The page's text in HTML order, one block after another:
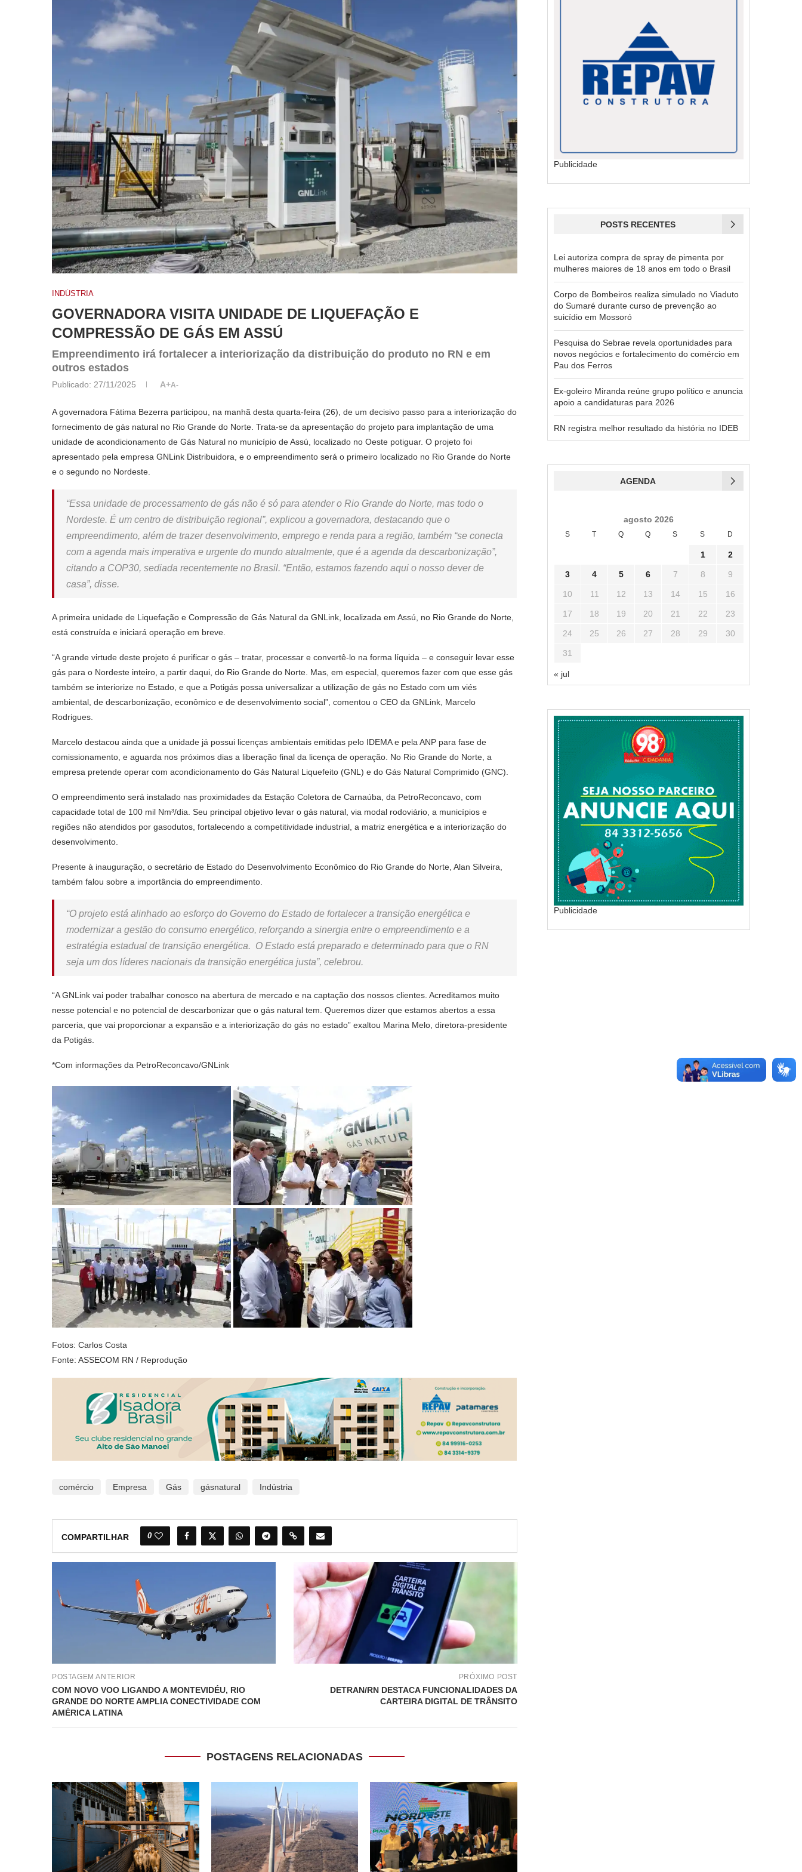
INDÚSTRIA
GOVERNADORA VISITA UNIDADE DE LIQUEFAÇÃO E
COMPRESSÃO DE GÁS EM ASSÚ
Empreendimento irá fortalecer a interiorização da distribuição do produto no RN e em
outros estados
Publicado: 27/11/2025 A+A-
A governadora Fátima Bezerra participou, na manhã desta quarta-feira (26), de um decisivo passo para a interiorização do
fornecimento de gás natural no Rio Grande do Norte. Trata-se da apresentação do projeto para implantação de uma
unidade de acondicionamento de Gás Natural no município de Assú, localizado no Oeste potiguar. O projeto foi
apresentado pela empresa GNLink Distribuidora, e o empreendimento será o primeiro localizado no Rio Grande do Norte
e o segundo no Nordeste.
“Essa unidade de processamento de gás não é só para atender o Rio Grande do Norte, mas todo o
Nordeste. É um centro de distribuição regional”, explicou a governadora, destacando que o
empreendimento, além de trazer desenvolvimento, emprego e renda para a região, também “se conecta
com a agenda mais imperativa e urgente do mundo atualmente, que é a agenda da descarbonização”,
citando a COP30, sediada recentemente no Brasil. “Então, estamos fazendo aqui o nosso dever de
casa”, disse.
A primeira unidade de Liquefação e Compressão de Gás Natural da GNLink, localizada em Assú, no Rio Grande do Norte,
está construída e iniciará operação em breve.
“A grande virtude deste projeto é purificar o gás – tratar, processar e convertê-lo na forma líquida – e conseguir levar esse
gás para o Nordeste inteiro, a partir daqui, do Rio Grande do Norte. Mas, em especial, queremos fazer com que esse gás
também se interiorize no Estado, e que a Potigás possa universalizar a utilização de gás no Estado com um viés
ambiental, de descarbonização, econômico e de desenvolvimento social”, comentou o CEO da GNLink, Marcelo
Rodrigues.
Marcelo destacou ainda que a unidade já possui licenças ambientais emitidas pelo IDEMA e pela ANP para fase de
comissionamento, e aguarda nos próximos dias a liberação final da licença de operação. No Rio Grande do Norte, a
empresa pretende operar com acondicionamento do Gás Natural Liquefeito (GNL) e do Gás Natural Comprimido (GNC).
O empreendimento será instalado nas proximidades da Estação Coletora de Carnaúba, da PetroReconcavo, com
capacidade total de 100 mil Nm³/dia. Seu principal objetivo levar o gás natural, via modal rodoviário, a municípios e
regiões não atendidos por gasodutos, fortalecendo a competitividade industrial, a matriz energética e a interiorização do
desenvolvimento.
Presente à inauguração, o secretário de Estado do Desenvolvimento Econômico do Rio Grande do Norte, Alan Silveira,
também falou sobre a importância do empreendimento.
“O projeto está alinhado ao esforço do Governo do Estado de fortalecer a transição energética e
modernizar a gestão do consumo energético, reforçando a sinergia entre o empreendimento e a
estratégia estadual de transição energética. O Estado está preparado e determinado para que o RN
seja um dos líderes nacionais da transição energética justa”, celebrou.
“A GNLink vai poder trabalhar conosco na abertura de mercado e na captação dos nossos clientes. Acreditamos muito
nesse potencial e no potencial de descarbonizar que o gás natural tem. Queremos dizer que estamos abertos a essa
parceria, que vai proporcionar a expansão e a interiorização do gás no estado” exaltou Marina Melo, diretora-presidente
da Potigás.
*Com informações da PetroReconcavo/GNLink
Fotos: Carlos Costa
Fonte: ASSECOM RN / Reprodução
comércio Empresa Gás gásnatural Indústria
COMPARTILHAR 0
POSTAGEM ANTERIOR
COM NOVO VOO LIGANDO A MONTEVIDÉU, RIO
GRANDE DO NORTE AMPLIA CONECTIVIDADE COM
AMÉRICA LATINA
PRÓXIMO POST
DETRAN/RN DESTACA FUNCIONALIDADES DA
CARTEIRA DIGITAL DE TRÂNSITO
POSTAGENS RELACIONADAS
Publicidade
POSTS RECENTES
Lei autoriza compra de spray de pimenta por
mulheres maiores de 18 anos em todo o Brasil
Corpo de Bombeiros realiza simulado no Viaduto
do Sumaré durante curso de prevenção ao
suicídio em Mossoró
Pesquisa do Sebrae revela oportunidades para
novos negócios e fortalecimento do comércio em
Pau dos Ferros
Ex-goleiro Miranda reúne grupo político e anuncia
apoio a candidaturas para 2026
RN registra melhor resultado da história no IDEB
AGENDA
agosto 2026
S T Q Q S S D
1 2
3 4 5 6 7 8 9
10 11 12 13 14 15 16
17 18 19 20 21 22 23
24 25 26 27 28 29 30
31
« jul
Publicidade